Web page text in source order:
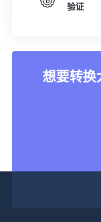
验证
想要转换